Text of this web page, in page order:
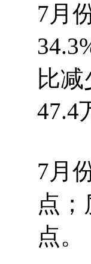
7月
比
47.4
7月
点
点。